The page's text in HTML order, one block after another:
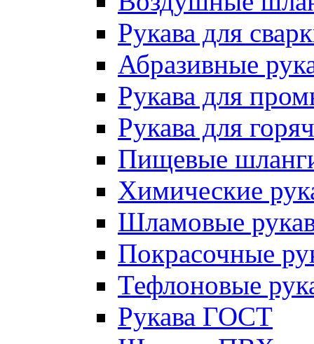
Рукава для
Абразивные
Рукава для
Рукава для
Пищевые
Химические
Шламовые
Покрасочные
Тефлоновые
Рукава ГОСТ